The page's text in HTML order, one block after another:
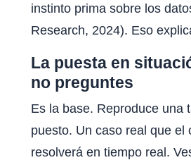
instinto prima sobre los
Research, 2024). Eso
La puesta en
no preguntes
Es la base. Reproduce una
puesto. Un caso real que el
resolverá en tiempo real.